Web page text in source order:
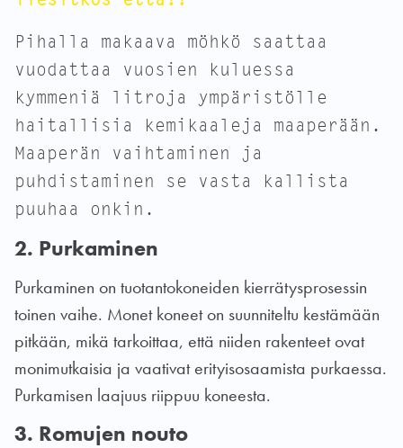
Pihalla makaava möhkö saattaa
vuodattaa vuosien kuluessa
kymmeniä litroja ympäristölle
haitallisia kemikaaleja maaperään.
Maaperän vaihtaminen ja
puhdistaminen se vasta kallista
puuhaa onkin.
2. Purkaminen
Purkaminen on tuotantokoneiden kierrätysprosessin
toinen vaihe. Monet koneet on suunniteltu kestämään
pitkään, mikä tarkoittaa, että niiden rakenteet ovat
monimutkaisia ja vaativat erityisosaamista purkaessa.
Purkamisen laajuus riippuu koneesta.
3. Romujen nouto